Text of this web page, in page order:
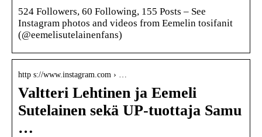
524 Followers, 60 Following, 155 Posts – See
Instagram photos and videos from Eemelin tosifanit
(@eemelisutelainenfans)
http s://www.instagram.com › …
Valtteri Lehtinen ja Eemeli
Sutelainen sekä UP-tuottaja Samu
…